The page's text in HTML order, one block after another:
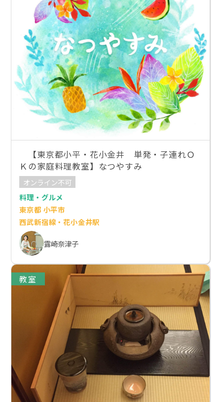
【東京都小平・花小金井 単発・子連れＯ
Ｋの家庭料理教室】なつやすみ
オンライン不可
料理・グルメ
東京都 小平市
西武新宿線・花小金井駅
露崎奈津子
教室